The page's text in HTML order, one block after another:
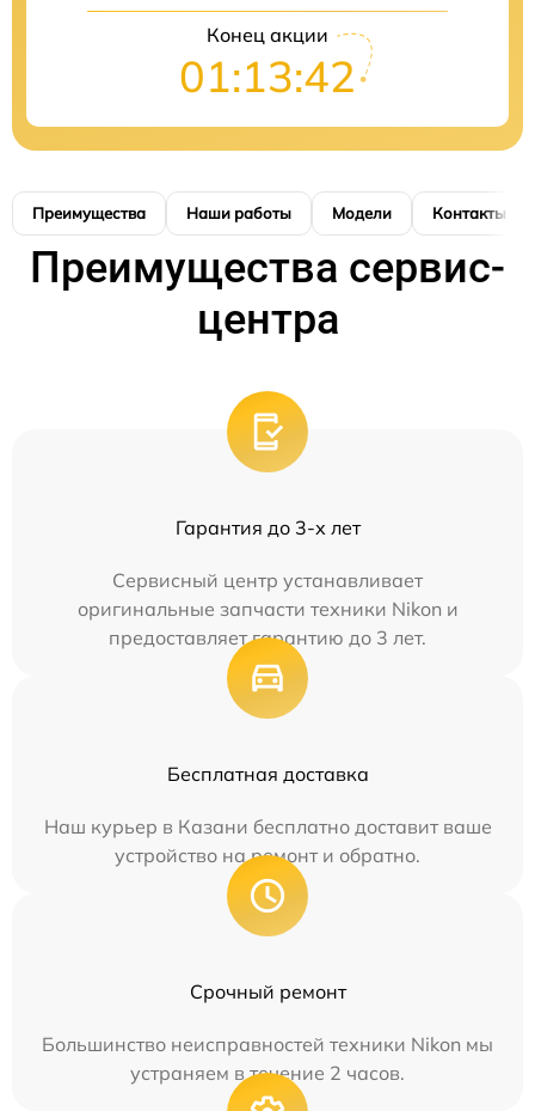
Конец акции
01:13:42
Преимущества Наши работы Модели Контакты
Преимущества сервис-
центра
Гарантия до 3-х лет
Сервисный центр устанавливает
оригинальные запчасти техники Nikon и
предоставляет гарантию до 3 лет.
Бесплатная доставка
Наш курьер в Казани бесплатно доставит ваше
устройство на ремонт и обратно.
Срочный ремонт
Большинство неисправностей техники Nikon мы
устраняем в течение 2 часов.